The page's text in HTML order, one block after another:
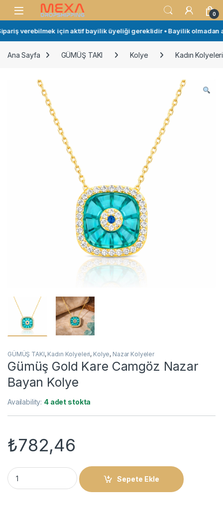
Skip to navigation
Skip to content
Open 0
verebilmek için aktif bayilik üyeliği gereklidir • Bayilik olmadan
Ana Sayfa GÜMÜŞ TAKI Kolye Kadın Kolyeleri
GÜMÜŞ TAKI, Kadın Kolyeleri, Kolye, Nazar Kolyeler
Gümüş Gold Kare Camgöz Nazar
Bayan Kolye
Availability: 4 adet stokta
₺782,46
Gümüş Gold Kare Camgöz Nazar Bayan Kolye quantity
Sepete Ekle